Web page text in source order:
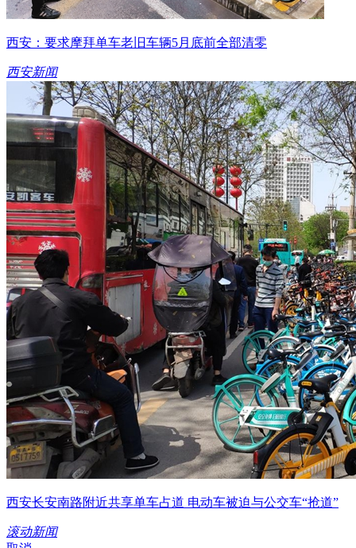
西安：要求摩拜单车老旧车辆5月底前全部清零
西安新闻
西安长安南路附近共享单车占道 电动车被迫与公交车“抢道”
滚动新闻